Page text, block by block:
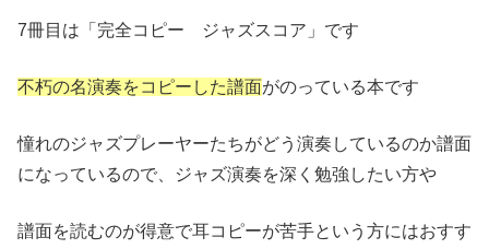
7冊目は「完全コピー ジャズスコア」です
不朽の名演奏をコピーした譜面がのっている本です
憧れのジャズプレーヤーたちがどう演奏しているのか譜面
になっているので、ジャズ演奏を深く勉強したい方や
譜面を読むのが得意で耳コピーが苦手という方にはおすす